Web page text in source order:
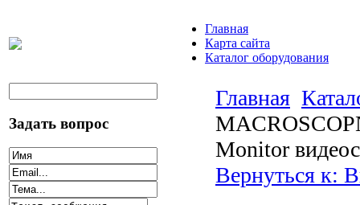
Главная
Карта сайта
Каталог оборудования
Задать вопрос
Главная
Monitor
Вернуться к: